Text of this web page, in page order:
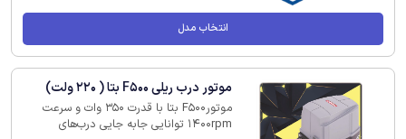
انتخاب مدل
موتور درب ریلی F500 بتا ( 220 ولت)
موتورF500‎‏ بتا با قدرت 350 وات و سرعت
‏rpm‏1400‏‎ ‎توانایی‎ ‎جابه جایی درب‌های